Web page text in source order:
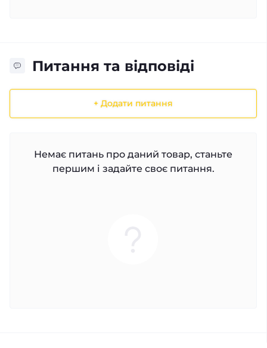
Питання та відповіді
+ Додати питання
Немає питань про даний товар, станьте
першим і задайте своє питання.